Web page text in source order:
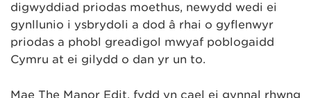
digwyddiad priodas moethus, newydd wedi ei
gynllunio i ysbrydoli a dod â rhai o gyflenwyr
priodas a phobl greadigol mwyaf poblogaidd
Cymru at ei gilydd o dan yr un to.
Mae The Manor Edit, fydd yn cael ei gynnal rhwng